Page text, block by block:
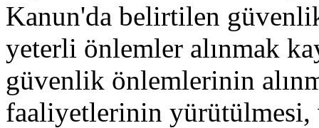
Kanun'da belirtilen
yeterli önlemler alınmak
güvenlik önlemlerinin
faaliyetlerinin